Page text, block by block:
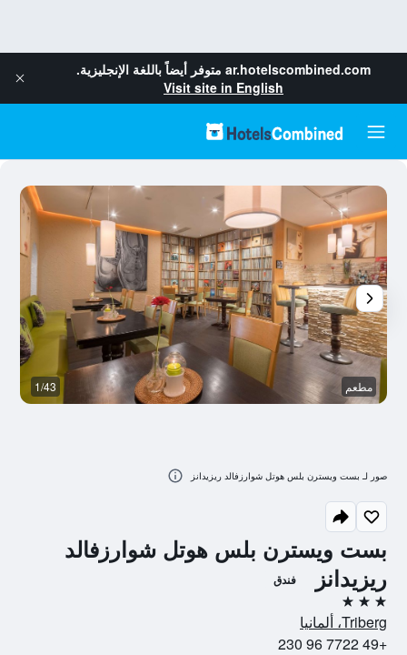
ar.hotelscombined.com متوفر أيضاً باللغة الإنجليزية.
Visit site in English
بست ويسترن بلس هوتل شوارزفالد
ريزيدانز
فندق
3 نجوم
Triberg، ألمانيا
+49 7722 96 230
مطعم 1/43
صور لـ بست ويسترن بلس هوتل شوارزفالد ريزيدانز